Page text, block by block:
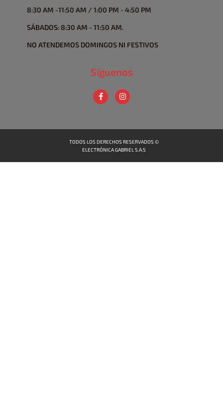
8:30 AM -11:50 AM / 1:00 PM - 4:50 PM
SÁBADOS: 8:30 AM - 11:50 AM.
NO ATENDEMOS DOMINGOS NI FESTIVOS
Síguenos
TODOS LOS DERECHOS RESERVADOS ©
ELECTRÓNICA GABRIEL S.A.S